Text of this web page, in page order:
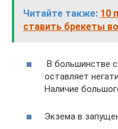
Читайте также: 10
ставить брекеты
В большинстве
оставляет
Наличие
Экзема в